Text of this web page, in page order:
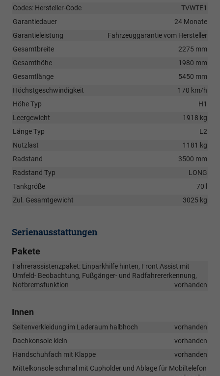
Codes: Hersteller-Code
TVWTE1
Garantiedauer
24 Monate
Garantieleistung
Fahrzeuggarantie vom Hersteller
Gesamtbreite
2275 mm
Gesamthöhe
1980 mm
Gesamtlänge
5450 mm
Höchstgeschwindigkeit
170 km/h
Höhe Typ
H1
Leergewicht
1918 kg
Länge Typ
L2
Nutzlast
1181 kg
Radstand
3500 mm
Radstand Typ
LONG
Tankgröße
70 l
Zul. Gesamtgewicht
3025 kg
Serienausstattungen
Pakete
Fahrerassistenzpaket: Einparkhilfe hinten, Front Assist mit
Umfeld- Beobachtung, Fußgänger- und Radfahrererkennung,
Notbremsfunktion
vorhanden
Innen
Seitenverkleidung im Laderaum halbhoch
vorhanden
Dachkonsole klein
vorhanden
Handschuhfach mit Klappe
vorhanden
Mittelkonsole schmal mit Cupholder und Ablage für Mobiltelefon